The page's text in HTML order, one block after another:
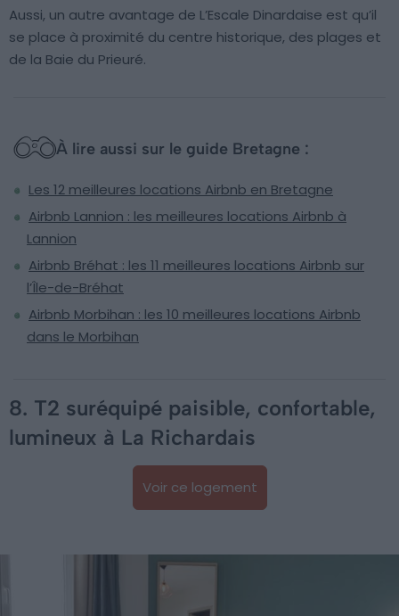
Aussi, un autre avantage de L’Escale Dinardaise est qu’il
se place à proximité du centre historique, des plages et
de la Baie du Prieuré.
À lire aussi sur le guide Bretagne :
Les 12 meilleures locations Airbnb en Bretagne
Airbnb Lannion : les meilleures locations Airbnb à
Lannion
Airbnb Bréhat : les 11 meilleures locations Airbnb sur
l’Île-de-Bréhat
Airbnb Morbihan : les 10 meilleures locations Airbnb
dans le Morbihan
8. T2 suréquipé paisible, confortable,
lumineux à La Richardais
Voir ce logement